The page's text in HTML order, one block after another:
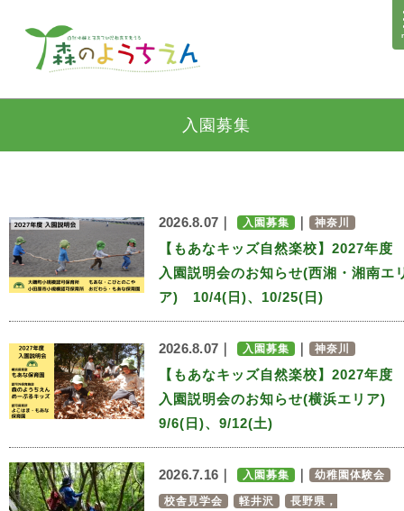
入園募集
2026.8.07｜ 入園募集 神奈川
【もあなキッズ自然楽校】2027年度
入園説明会のお知らせ(西湘・湘南エ
ア) 10/4(日)、10/25(日)
2026.8.07｜ 入園募集 神奈川
【もあなキッズ自然楽校】2027年度
入園説明会のお知らせ(横浜エリア)
9/6(日)、9/12(土)
2026.7.16｜ 入園募集 幼稚園体験会
校舎見学会 軽井沢 長野県，